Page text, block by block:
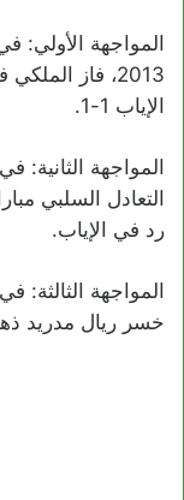
الإياب 1-1.
التعادل السلبي
رد في الإياب.
خسر ريال مدريد ذهابا